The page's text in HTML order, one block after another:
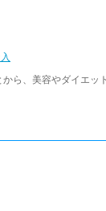
ら、美容やダイエッ